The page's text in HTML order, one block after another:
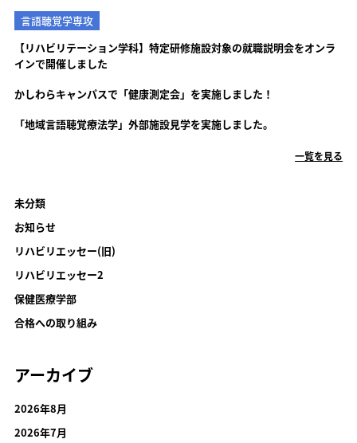
言語聴覚学専攻
【リハビリテーション学科】特定研修施設対象の就職説明会をオンラ
インで開催しました
かしわらキャンパスで「健康測定会」を実施しました！
「地域言語聴覚療法学」外部施設見学を実施しました。
一覧を見る
未分類
お知らせ
リハビリエッセー(旧)
リハビリエッセー2
保健医療学部
合格への取り組み
アーカイブ
2026年8月
2026年7月